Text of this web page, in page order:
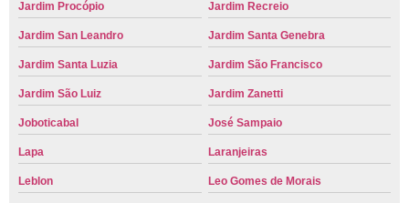
Jardim Procópio Jardim Recreio
Jardim San Leandro Jardim Santa Genebra
Jardim Santa Luzia Jardim São Francisco
Jardim São Luiz Jardim Zanetti
Joboticabal José Sampaio
Lapa Laranjeiras
Leblon Leo Gomes de Morais